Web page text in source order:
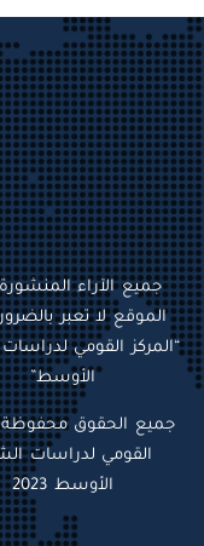
جميع الآراء
الموقع لا تعبر
“المركز القومي
الأوسط”
جميع الحقوق محفوظة
القومي لدراسات
الأوسط 2023